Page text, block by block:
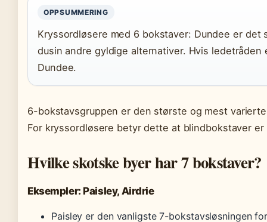
OPPSUMMERING
Kryssordløsere med 6 bokstaver: Dundee er
dusin andre gyldige alternativer. Hvis
Dundee.
6-bokstavsgruppen er den største og mest
For kryssordløsere betyr dette at blindbokstaver
Hvilke skotske byer har 7 bokstaver?
Eksempler: Paisley, Airdrie
Paisley er den vanligste 7-bokstavsløsningen